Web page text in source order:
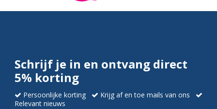
Schrijf je in en ontvang direct
5% korting
Persoonlijke korting
Krijg af en toe mails van ons
Relevant nieuws